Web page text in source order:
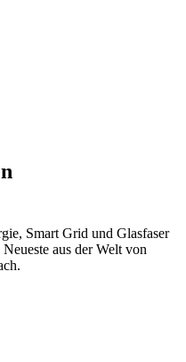
Smart Grid und Glasfaser
aus der Welt von